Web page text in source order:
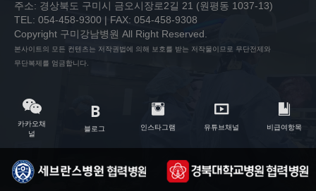
주소: 경상북도 구미시 금오시장로2길 21 (원평동 1037-13)
TEL: 054-458-9300 | FAX: 054-458-9308
Copyright 구미강남병원 All Right Reserved.
본사이트의 모든 컨텐츠는 저작권법에 의해 보호를 받는 저작물이므로 무단전제와
무단복제를 엄금합니다.
카카오채
널
블로그 인스타그램 유튜브채널 비급여항목